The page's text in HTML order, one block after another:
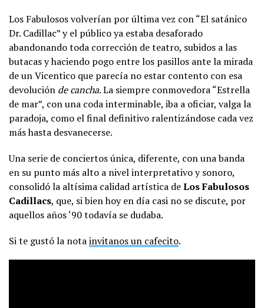
Los Fabulosos volverían por última vez con “El satánico
Dr. Cadillac” y el público ya estaba desaforado
abandonando toda corrección de teatro, subidos a las
butacas y haciendo pogo entre los pasillos ante la mirada
de un Vicentico que parecía no estar contento con esa
devolución de cancha. La siempre conmovedora “Estrella
de mar”, con una coda interminable, iba a oficiar, valga la
paradoja, como el final definitivo ralentizándose cada vez
más hasta desvanecerse.
Una serie de conciertos única, diferente, con una banda
en su punto más alto a nivel interpretativo y sonoro,
consolidó la altísima calidad artística deLos Fabulosos
Cadillacs, que, si bien hoy en día casi no se discute, por
aquellos años ‘90 todavía se dudaba.
Si te gustó la notainvitanos un cafecito.